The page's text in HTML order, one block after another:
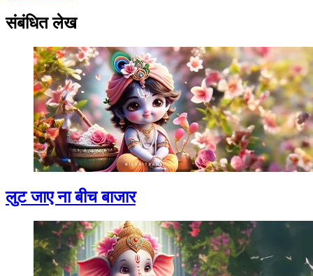
संबंधित लेख
लुट जाए ना बीच बाजार